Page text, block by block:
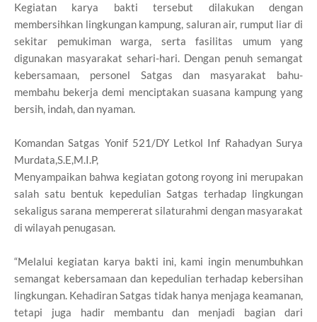
Kegiatan karya bakti tersebut dilakukan dengan
membersihkan lingkungan kampung, saluran air, rumput liar di
sekitar pemukiman warga, serta fasilitas umum yang
digunakan masyarakat sehari-hari. Dengan penuh semangat
kebersamaan, personel Satgas dan masyarakat bahu-
membahu bekerja demi menciptakan suasana kampung yang
bersih, indah, dan nyaman.
Komandan Satgas Yonif 521/DY Letkol Inf Rahadyan Surya
Murdata,S.E,M.I.P,
Menyampaikan bahwa kegiatan gotong royong ini merupakan
salah satu bentuk kepedulian Satgas terhadap lingkungan
sekaligus sarana mempererat silaturahmi dengan masyarakat
di wilayah penugasan.
“Melalui kegiatan karya bakti ini, kami ingin menumbuhkan
semangat kebersamaan dan kepedulian terhadap kebersihan
lingkungan. Kehadiran Satgas tidak hanya menjaga keamanan,
tetapi juga hadir membantu dan menjadi bagian dari